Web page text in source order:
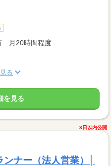
月20時間程度...
る
を見る
3日以内公開
ナー（法人営業）│